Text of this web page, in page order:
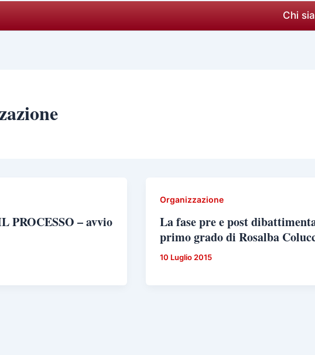
Chi
PROCESSO – avvio
Organizzazione
La fase pre e post
primo grado di Rosalba
10 Luglio 2015